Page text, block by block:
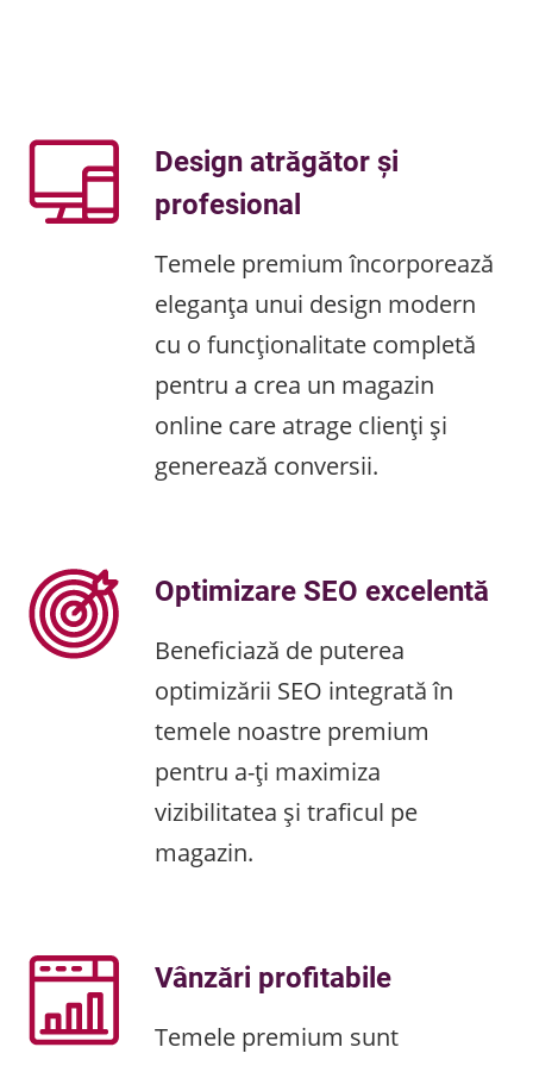
Design atrăgător și
profesional
Temele premium încorporează
eleganța unui design modern
cu o funcționalitate completă
pentru a crea un magazin
online care atrage clienți și
generează conversii.
Optimizare SEO excelentă
Beneficiază de puterea
optimizării SEO integrată în
temele noastre premium
pentru a-ți maximiza
vizibilitatea și traficul pe
magazin.
Vânzări profitabile
Temele premium sunt